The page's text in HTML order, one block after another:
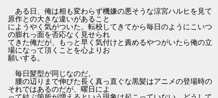
ある日、俺は相も変わらず機嫌の悪そうな涼宮ハルヒを見て
原作との大きな違いがあること
にようやく気がついた。転校してきてから毎日のようにこいつ
の膨れっ面を否応なく見せられ
てきた俺だが、もっと早く気付けと責めるやつがいたら俺の立
場になって頂くことを心よりお
願いする。
毎日髪型が同じなのだ。
腰の辺りまで伸びた長く真っ直ぐな黒髪はアニメの登場時の
それではあるのだが、曜日によ